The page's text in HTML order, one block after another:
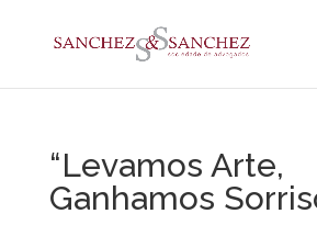
“Levamos Arte,
Ganhamos